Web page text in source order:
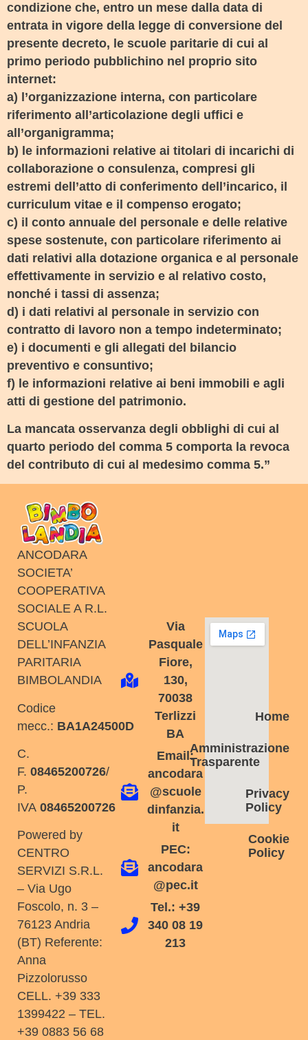
condizione che, entro un mese dalla data di
entrata in vigore della legge di conversione del
presente decreto, le scuole paritarie di cui al
primo periodo pubblichino nel proprio sito
internet:
a) l’organizzazione interna, con particolare
riferimento all’articolazione degli uffici e
all’organigramma;
b) le informazioni relative ai titolari di incarichi di
collaborazione o consulenza, compresi gli
estremi dell’atto di conferimento dell’incarico, il
curriculum vitae e il compenso erogato;
c) il conto annuale del personale e delle relative
spese sostenute, con particolare riferimento ai
dati relativi alla dotazione organica e al personale
effettivamente in servizio e al relativo costo,
nonché i tassi di assenza;
d) i dati relativi al personale in servizio con
contratto di lavoro non a tempo indeterminato;
e) i documenti e gli allegati del bilancio
preventivo e consuntivo;
f) le informazioni relative ai beni immobili e agli
atti di gestione del patrimonio.
La mancata osservanza degli obblighi di cui al
quarto periodo del comma 5 comporta la revoca
del contributo di cui al medesimo comma 5.”
ANCODARA
SOCIETA’
COOPERATIVA
SOCIALE A R.L.
SCUOLA
DELL’INFANZIA
PARITARIA
BIMBOLANDIA
Codice
mecc.: BA1A24500D
C.
F. 08465200726/
P.
IVA 08465200726
Powered by
CENTRO
SERVIZI S.R.L.
– Via Ugo
Foscolo, n. 3 –
76123 Andria
(BT) Referente:
Anna
Pizzolorusso
CELL. +39 333
1399422 – TEL.
+39 0883 56 68
Via
Pasquale
Fiore,
130,
70038
Terlizzi
BA
Email:
ancodara
@scuole
dinfanzia.
it
PEC:
ancodara
@pec.it
Tel.: +39
340 08 19
213
Home
Amministrazione
Trasparente
Privacy
Policy
Cookie
Policy